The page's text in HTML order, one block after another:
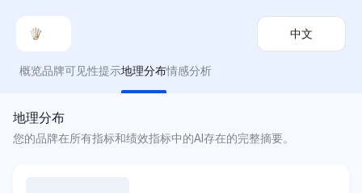
中文
概览品牌可见性提示地理分布情感分析
地理分布
您的品牌在所有指标和绩效指标中的AI存在的完整摘要。